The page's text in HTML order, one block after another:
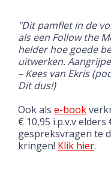
"Dit pamflet in de
als een Follow the
helder hoe goede
uitwerken.
–Kees van Ekris
Dit dus!)
Ook als e-book
€ 10,95 i.p.v.v elders
gespreksvragen te
kringen! Klik hier.